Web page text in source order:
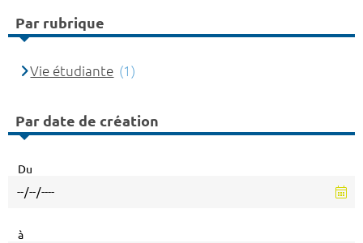
Par rubrique
Vie étudiante (1)
Par date de création
Du
à